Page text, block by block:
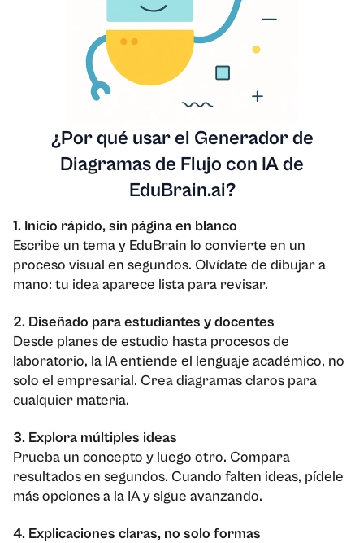
¿Por qué usar el Generador de
Diagramas de Flujo con IA de
EduBrain.ai?
1. Inicio rápido, sin página en blanco
Escribe un tema y EduBrain lo convierte en un
proceso visual en segundos. Olvídate de dibujar a
mano: tu idea aparece lista para revisar.
2. Diseñado para estudiantes y docentes
Desde planes de estudio hasta procesos de
laboratorio, la IA entiende el lenguaje académico, no
solo el empresarial. Crea diagramas claros para
cualquier materia.
3. Explora múltiples ideas
Prueba un concepto y luego otro. Compara
resultados en segundos. Cuando falten ideas, pídele
más opciones a la IA y sigue avanzando.
4. Explicaciones claras, no solo formas